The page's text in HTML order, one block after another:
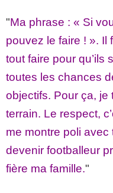
"Ma phrase : « Si
pouvez le faire ! ». Il
tout faire pour qu’ils
toutes les chances
objectifs. Pour ça, je
terrain. Le respect,
me montre poli
devenir footballeur
fière ma famille."